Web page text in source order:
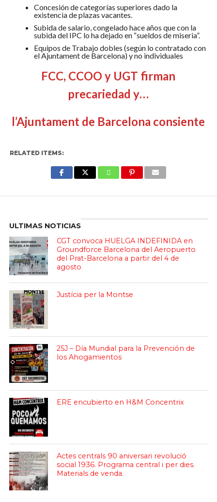
Concesión de categorías superiores dado la
existencia de plazas vacantes.
Subida de salario, congelado hace años que con la
subida del IPC lo ha dejado en “sueldos de miseria”.
Equipos de Trabajo dobles (según lo contratado con
el Ajuntament de Barcelona) y no individuales
FCC, CCOO y UGT firman
precariedad y…
l’Ajuntament de Barcelona consiente
RELATED ITEMS:
ULTIMAS NOTICIAS
CGT convoca HUELGA INDEFINIDA en
Groundforce Barcelona del Aeropuerto
del Prat-Barcelona a partir del 4 de
agosto
Justícia per la Montse
25J – Día Mundial para la Prevención de
los Ahogamientos
ERE encubierto en H&M Concentrix
Actes centrals 90 aniversari revolució
social 1936. Programa central i per dies.
Materials de venda.